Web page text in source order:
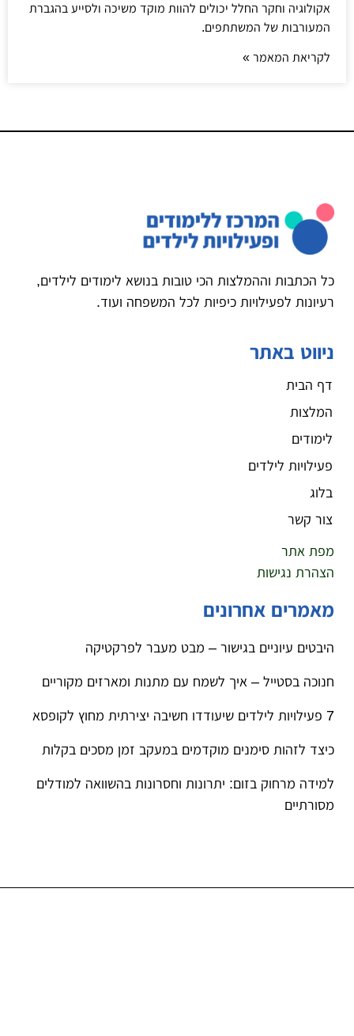
אקולוגיה וחקר החלל יכולים להוות מוקד משיכה ולסייע בהגברת
המעורבות של המשתתפים.
לקריאת המאמר »
כל הכתבות וההמלצות הכי טובות בנושא לימודים לילדים,
רעיונות לפעילויות כיפיות לכל המשפחה ועוד.
ניווט באתר
דף הבית
המלצות
לימודים
פעילויות לילדים
בלוג
צור קשר
מפת אתר
הצהרת נגישות
מאמרים אחרונים
היבטים עיוניים בגישור – מבט מעבר לפרקטיקה
חנוכה בסטייל – איך לשמח עם מתנות ומארזים מקוריים
7 פעילויות לילדים שיעודדו חשיבה יצירתית מחוץ לקופסא
כיצד לזהות סימנים מוקדמים במעקב זמן מסכים בקלות
למידה מרחוק בזום: יתרונות וחסרונות בהשוואה למודלים
מסורתיים